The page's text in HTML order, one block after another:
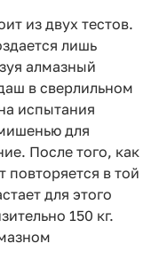
из двух тестов.
лишь
алмазный
в сверлильном
испытания
для
После того, как
повторяется в той
для этого
150 кг.